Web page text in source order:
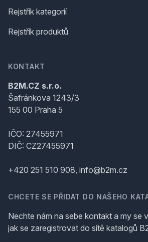
Rejstřík kategorií
Rejstřík produktů
KONTAKT
B2M.CZ s.r.o.
Šafránkova 1243/3
155 00 Praha 5
IČO: 27455971
DIČ: CZ27455971
+420 251 510 908, info@b2m.cz
CHCETE SE PŘIDAT DO NAŠEHO
Nechte nám na sebe kontakt a my se
jak se zaregistrovat do sítě katalogů